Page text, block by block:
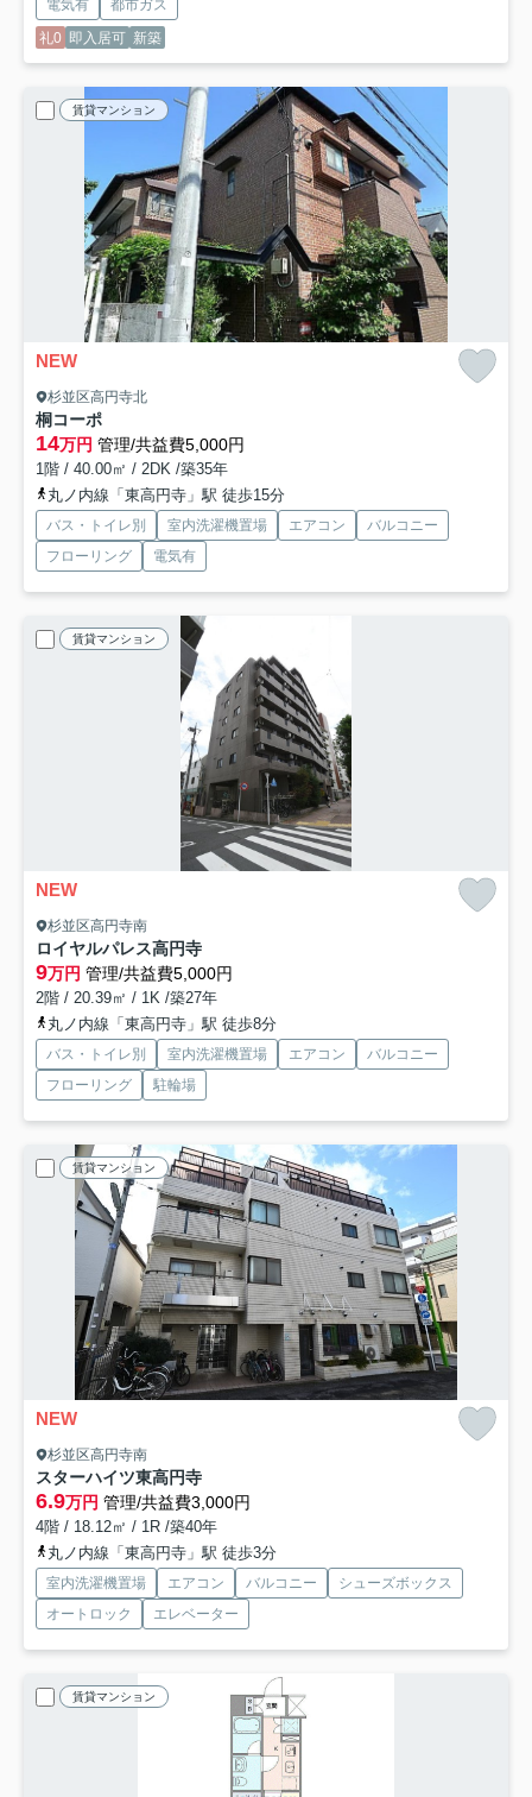
電気有
都市ガス
礼0 即入居可 新築
賃貸マンション
NEW
杉並区高円寺北
桐コーポ
14万円 管理/共益費5,000円
1階 / 40.00㎡ / 2DK /築35年
丸ノ内線「東高円寺」駅 徒歩15分
バス・トイレ別 室内洗濯機置場 エアコン
バルコニー
フローリング
電気有
賃貸マンション
NEW
杉並区高円寺南
ロイヤルパレス高円寺
9万円 管理/共益費5,000円
2階 / 20.39㎡ / 1K /築27年
丸ノ内線「東高円寺」駅 徒歩8分
バス・トイレ別 室内洗濯機置場 エアコン
バルコニー
フローリング
駐輪場
賃貸マンション
NEW
杉並区高円寺南
スターハイツ東高円寺
6.9万円 管理/共益費3,000円
4階 / 18.12㎡ / 1R /築40年
丸ノ内線「東高円寺」駅 徒歩3分
室内洗濯機置場 エアコン バルコニー
シューズボックス
オートロック
エレベーター
賃貸マンション